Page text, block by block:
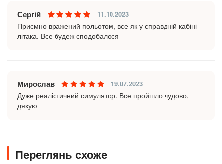
Сергій 11.10.2023
Приємно вражений польотом, все як у справдній кабіні
літака. Все будеж сподобалося
Мирослав 19.07.2023
Дуже реалістичний симулятор. Все пройшло чудово,
дякую
Переглянь схоже